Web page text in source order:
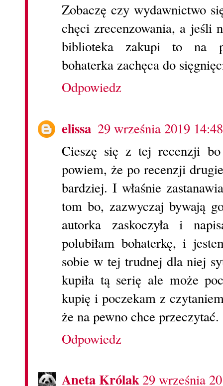
Zobaczę czy wydawnictwo
chęci zrecenzowania, a jeśli
biblioteka zakupi to na
bohaterka zachęca do
Odpowiedz
elissa 29 września 2019 14:48
Cieszę się z tej recenzji
powiem, że po recenzji
bardziej. I właśnie
tom bo, zazwyczaj bywają
autorka zaskoczyła i
polubiłam bohaterkę, i
sobie w tej trudnej dla niej
kupiła tą serię ale może
kupię i poczekam z
że na pewno chce przeczytać.
Odpowiedz
Aneta Królak29 września